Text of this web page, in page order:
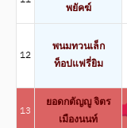
พยัคฆ์
12
พนมทวนเล็ก
ท็อปแฟรี่ยิม
13
ยอดกตัญญู จิตร
เมืองนนท์